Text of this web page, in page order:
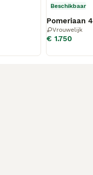
Beschikbaar
Pomeriaan 4
Vrouwelijk
€ 1.750